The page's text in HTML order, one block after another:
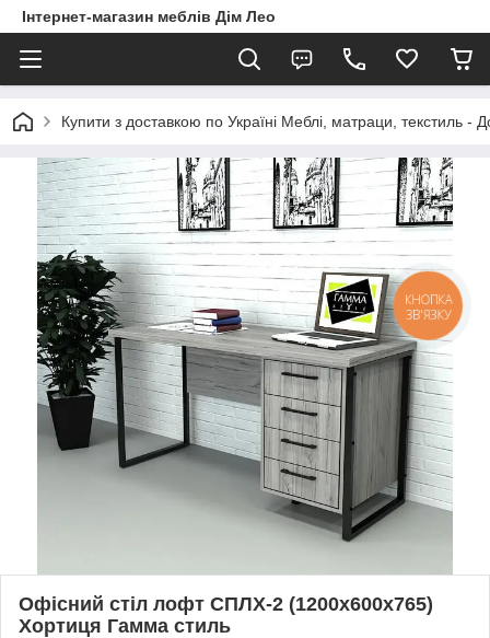
Інтернет-магазин меблів Дім Лео
Купити з доставкою по Україні Меблі, матраци, текстиль -
Офісний стіл лофт СПЛХ-2 (1200x600x765)
Хортиця Гамма стиль
КНОПКА
ЗВ'ЯЗКУ